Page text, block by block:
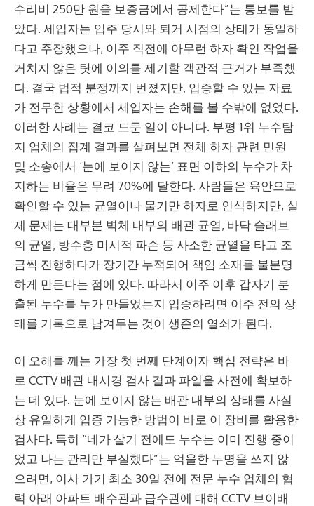
수리비 250만 원을 보증금에서 공제한다”는 통보를 받
았다. 세입자는 입주 당시와 퇴거 시점의 상태가 동일하
다고 주장했으나, 이주 직전에 아무런 하자 확인 작업을
거치지 않은 탓에 이의를 제기할 객관적 근거가 부족했
다. 결국 법적 분쟁까지 번졌지만, 입증할 수 있는 자료
가 전무한 상황에서 세입자는 손해를 볼 수밖에 없었다.
이러한 사례는 결코 드문 일이 아니다. 부평 1위 누수탐
지 업체의 집계 결과를 살펴보면 전체 하자 관련 민원
및 소송에서 ‘눈에 보이지 않는’ 표면 이하의 누수가 차
지하는 비율은 무려 70%에 달한다. 사람들은 육안으로
확인할 수 있는 균열이나 물기만 하자로 인식하지만, 실
제 문제는 대부분 벽체 내부의 배관 균열, 바닥 슬래브
의 균열, 방수층 미시적 파손 등 사소한 균열을 타고 조
금씩 진행하다가 장기간 누적되어 책임 소재를 불분명
하게 만든다는 점에 있다. 따라서 이주 이후 갑자기 분
출된 누수를 누가 만들었는지 입증하려면 이주 전의 상
태를 기록으로 남겨두는 것이 생존의 열쇠가 된다.
이 오해를 깨는 가장 첫 번째 단계이자 핵심 전략은 바
로 CCTV 배관 내시경 검사 결과 파일을 사전에 확보하
는 데 있다. 눈에 보이지 않는 배관 내부의 상태를 사실
상 유일하게 입증 가능한 방법이 바로 이 장비를 활용한
검사다. 특히 “네가 살기 전에도 누수는 이미 진행 중이
었고 나는 관리만 부실했다”는 억울한 누명을 쓰지 않
으려면, 이사 가기 최소 30일 전에 전문 누수 업체의 협
력 아래 아파트 배수관과 급수관에 대해 CCTV 브이배